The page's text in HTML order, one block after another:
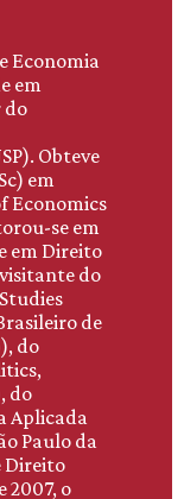
Economia
em
do
Obteve
em
Economics
se em
em Direito
do
de
do
do
Aplicada
Paulo da
Direito
2007, o